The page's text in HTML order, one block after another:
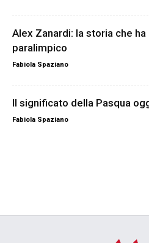
Alex Zanardi: la storia che
paralimpico
Fabiola Spaziano
Il significato della Pasqua
Fabiola Spaziano